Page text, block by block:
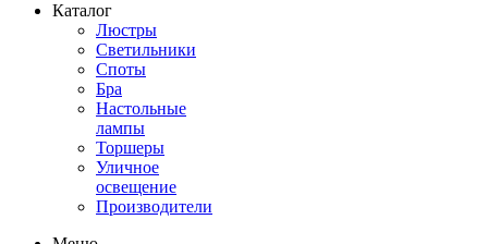
Каталог
Люстры
Светильники
Споты
Бра
Настольные
лампы
Торшеры
Уличное
освещение
Производители